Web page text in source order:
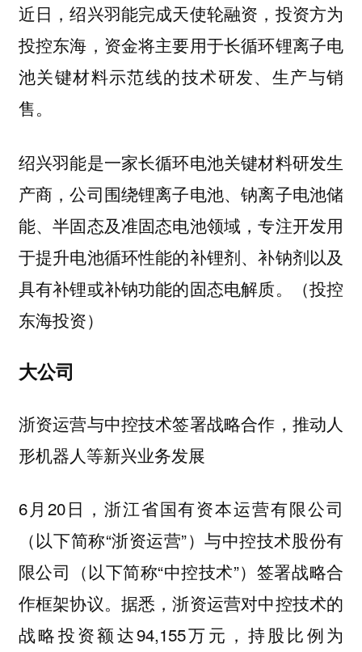
近日，绍兴羽能完成天使轮融资，投资方为
投控东海，资金将主要用于长循环锂离子电
池关键材料示范线的技术研发、生产与销
售。
绍兴羽能是一家长循环电池关键材料研发生
产商，公司围绕锂离子电池、钠离子电池储
能、半固态及准固态电池领域，专注开发用
于提升电池循环性能的补锂剂、补钠剂以及
具有补锂或补钠功能的固态电解质。（投控
东海投资）
大公司
浙资运营与中控技术签署战略合作，推动人
形机器人等新兴业务发展
6月20日，浙江省国有资本运营有限公司
（以下简称“浙资运营”）与中控技术股份有
限公司（以下简称“中控技术”）签署战略合
作框架协议。据悉，浙资运营对中控技术的
战略投资额达94,155万元，持股比例为